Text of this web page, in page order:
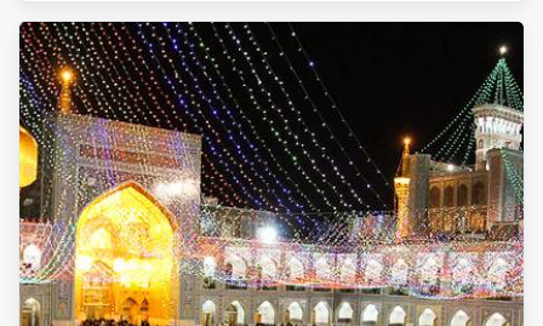
者对Sizdah-Be-Dar的成因进行了各种分析。 在古代伊朗和许
多其它国家的神话中，13这个数字是不吉利的数字，因此，
他们认为在这一天发生了一些令人不快的事情，因此，他
们在户外度过，甚至在短时间内度过这一天，并庆祝这一
天，以免给自己造成灾难。 今天，没有人会接受13是一个
不幸的数字，人们大多认为这只是一种迷信。 根据另一种
观点，伊朗古代日历中每个月的第13天与Tir或Tishtar天使
（雨星）有关，这是一个幸福和快乐的日子。 各个地区在
Sizdah-Be-Dar方面的习俗不同，如游戏、运动、当地比赛、
穿着传统服装、播放音乐、舞蹈，喝Sekanjebin（伊朗最古
老的饮料之一）、烹饪食物，以及不同类型的其它习俗。
Sizdah-Be-Dar仪式的另一部分起源于一些神话传说，如“窃